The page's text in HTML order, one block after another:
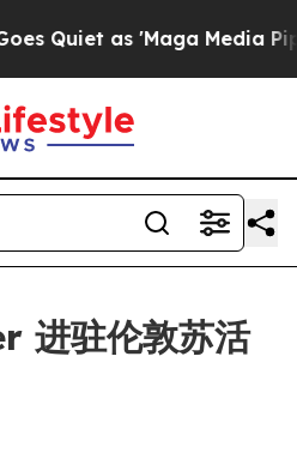
as 'Maga Media Pipeline'
进驻伦敦苏活